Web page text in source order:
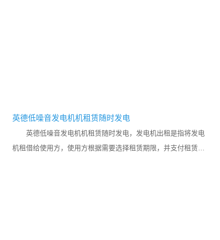
英德低噪音发电机机租赁随时发电
英德低噪音发电机机租赁随时发电，发电机出租是指将发电
机租借给使用方，使用方根据需要选择租赁期限，并支付租赁费